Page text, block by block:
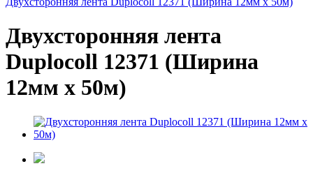
Двухсторонняя лента
Duplocoll 12371 (Ширина
12мм х 50м)